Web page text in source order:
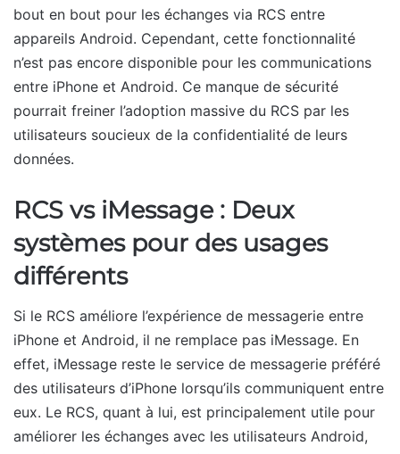
bout en bout pour les échanges via RCS entre
appareils Android. Cependant, cette fonctionnalité
n’est pas encore disponible pour les communications
entre iPhone et Android. Ce manque de sécurité
pourrait freiner l’adoption massive du RCS par les
utilisateurs soucieux de la confidentialité de leurs
données.
RCS vs iMessage : Deux
systèmes pour des usages
différents
Si le RCS améliore l’expérience de messagerie entre
iPhone et Android, il ne remplace pas iMessage. En
effet, iMessage reste le service de messagerie préféré
des utilisateurs d’iPhone lorsqu’ils communiquent entre
eux. Le RCS, quant à lui, est principalement utile pour
améliorer les échanges avec les utilisateurs Android,